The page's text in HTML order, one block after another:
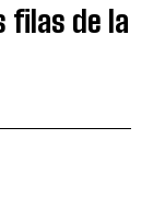
filas de la